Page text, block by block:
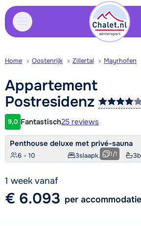
Home Oostenrijk Zillertal Mayrhofen
Appartement
Postresidenz
Klantwaardering
9,0 Fantastisch25 reviews
Penthouse deluxe met privé-sauna
6 - 10 3slaapk. 3
1/1
1 week vanaf
€ 6.093 per accommodatie